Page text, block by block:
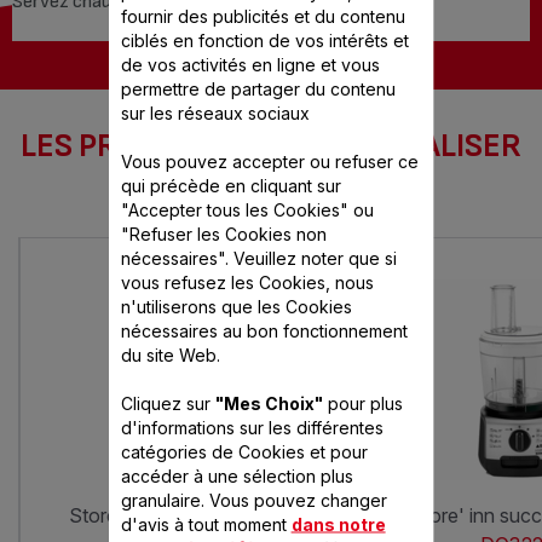
LES PRODUITS SEB POUR RÉALISER
CETTE RECETTE
store'inn 2l 750w blanc gris
store' inn
fournir des publicités et du contenu
ciblés en fonction de vos intérêts et
de vos activités en ligne et vous
permettre de partager du contenu
sur les réseaux sociaux
Vous pouvez accepter ou refuser ce
qui précède en cliquant sur
"Accepter tous les Cookies" ou
"Refuser les Cookies non
nécessaires". Veuillez noter que si
vous refusez les Cookies, nous
n'utiliserons que les Cookies
nécessaires au bon fonctionnement
du site Web.
Cliquez sur "Mes Choix" pour plus
d'informations sur les différentes
catégories de Cookies et pour
accéder à une sélection plus
granulaire. Vous pouvez changer
d'avis à tout moment dans notre